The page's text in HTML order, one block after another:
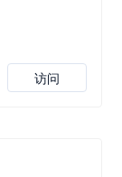
访问